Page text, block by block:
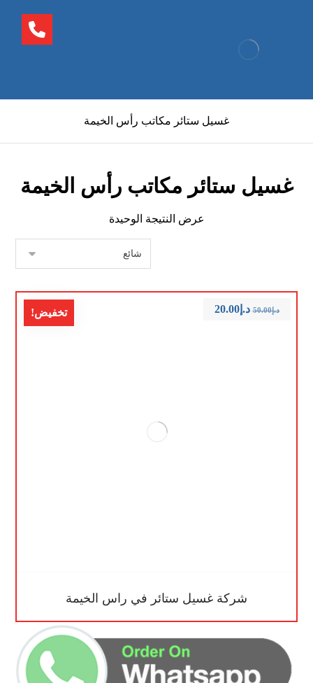
غسيل ستائر مكاتب رأس الخيمة
غسيل ستائر مكاتب رأس الخيمة
عرض النتيجة الوحيدة
تخفيض!
شركة غسيل ستائر في راس الخيمة
د.إ50.00 د.إ20.00